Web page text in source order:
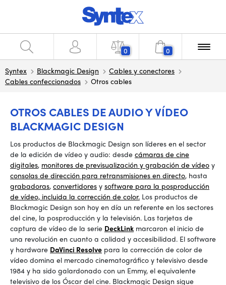
0 0
Syntex Blackmagic Design
Cables y conectores
Cables confeccionados
Otros cables
OTROS CABLES DE AUDIO Y VÍDEO
BLACKMAGIC DESIGN
Los productos de Blackmagic Design son líderes en el sector
de la edición de vídeo y audio: desde cámaras de cine
digitales, monitores de previsualización y grabación de vídeo y
consolas de dirección para retransmisiones en directo, hasta
grabadoras, convertidores y software para la posproducción
de vídeo, incluida la corrección de color. Los productos de
Blackmagic Design son hoy en día un referente en los sectores
del cine, la posproducción y la televisión. Las tarjetas de
captura de vídeo de la serie DeckLink marcaron el inicio de
una revolución en cuanto a calidad y accesibilidad. El software
y hardware DaVinci Resolve para la corrección de color de
vídeo domina el mercado cinematográfico y televisivo desde
1984 y ha sido galardonado con un Emmy, el equivalente
televisivo de los Óscar del cine. Blackmagic Design sigue